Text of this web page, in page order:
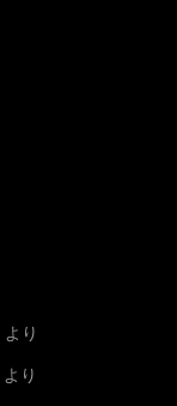
より
より